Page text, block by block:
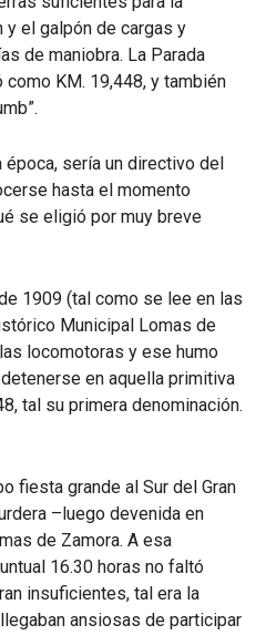
el galpón de cargas y
de maniobra. La Parada
KM. 19,448, y también
época, sería un directivo del
hasta el momento
se eligió por muy breve
1909 (tal como se lee en las
Municipal Lomas de
locomotoras y ese humo
en aquella primitiva
tal su primera denominación.
fiesta grande al Sur del Gran
–luego devenida en
de Zamora. A esa
16.30 horas no faltó
insuficientes, tal era la
ansiosas de participar